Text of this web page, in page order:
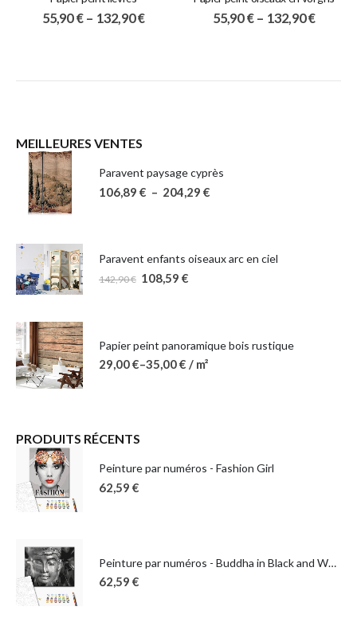
55,90€ – 132,90€ 55,90€ – 132,90€
MEILLEURES VENTES
Paravent paysage cyprès
106,89 € – 204,29 €
Paravent enfants oiseaux arc en ciel
142,90€ 108,59 €
Papier peint panoramique bois rustique
29,00€–35,00€ / m²
PRODUITS RÉCENTS
Peinture par numéros - Fashion Girl
62,59 €
Peinture par numéros - Buddha in Black and White
62,59 €